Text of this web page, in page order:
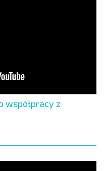
współpracy z